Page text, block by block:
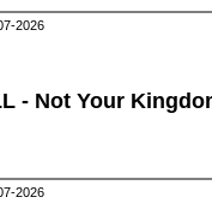
2026
- Not Your
2026